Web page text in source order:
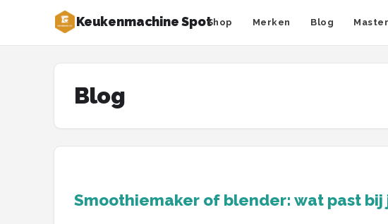
Keukenmachine SpotShop Merken Blog
Zoeken
MasterChef
Blog
Smoothiemaker of blender: wat past bij